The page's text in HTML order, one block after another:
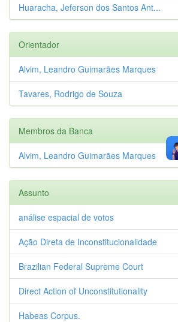
Huaracha, Jeferson dos Santos Ant...
Orientador
Alvim, Leandro Guimarães Marques
Tavares, Rodrigo de Souza
Membros da Banca
Alvim, Leandro Guimarães Marques
Assunto
análise espacial de votos
Ação Direta de Inconstitucionalidade
Brazilian Federal Supreme Court
Direct Action of Unconstitutionality
Habeas Corpus.